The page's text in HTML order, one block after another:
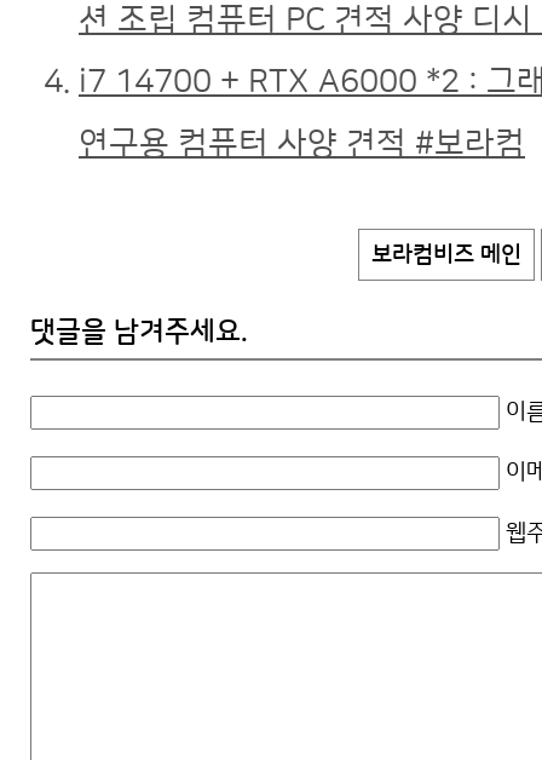
션 조립 컴퓨터 PC 견적 사양 디시
i7 14700 + RTX A6000 *2 : 그
연구용 컴퓨터 사양 견적 #보라컴
보라컴비즈 메인
댓글을 남겨주세요.
이
이
웹